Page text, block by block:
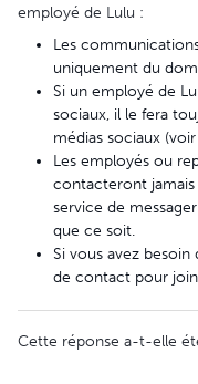
employé de Lulu :
Les
uniquement du
Si un employé de
sociaux, il le fera
médias sociaux
Les employés ou
contacteront jamais
service de
que ce soit.
Si vous avez
de contact pour
Cette réponse a-t-elle